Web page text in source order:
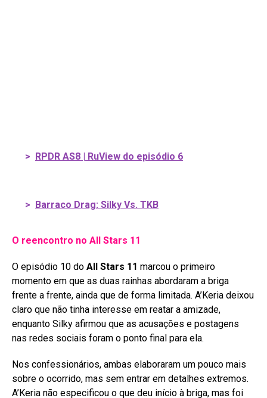
> RPDR AS8 | RuView do episódio 6
> Barraco Drag: Silky Vs. TKB
O reencontro no All Stars 11
O episódio 10 do All Stars 11 marcou o primeiro
momento em que as duas rainhas abordaram a briga
frente a frente, ainda que de forma limitada. A’Keria deixou
claro que não tinha interesse em reatar a amizade,
enquanto Silky afirmou que as acusações e postagens
nas redes sociais foram o ponto final para ela.
Nos confessionários, ambas elaboraram um pouco mais
sobre o ocorrido, mas sem entrar em detalhes extremos.
A’Keria não especificou o que deu início à briga, mas foi